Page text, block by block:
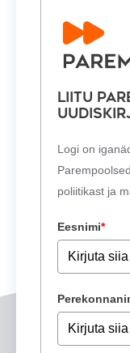
Liitu
Logi on
poliitikast ja
Eesnimi*